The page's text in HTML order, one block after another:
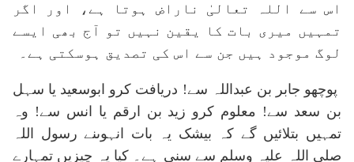
اس سے اللہ تعالیٰ ناراض ہوتا ہے، اور اگر
تمہیں میری بات کا یقین نہیں تو آج بھی ایسے
لوگ موجود ہیں جن سے اس کی تصدیق ہوسکتی ہے۔
پوچھو جابر بن عبداللہ سے! دریافت کرو ابوسعید یا سہل
بن سعد سے! معلوم کرو زید بن ارقم یا انس سے! وہ
تمہیں بتلائیں گے کہ بیشک یہ بات انہوںنے رسول اللہ
صلی اللہ علیہ وسلم سے سنی ہے۔ کیا یہ چیزیں تمہارے